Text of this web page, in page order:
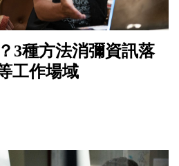
3種方法消彌資訊落
工作場域